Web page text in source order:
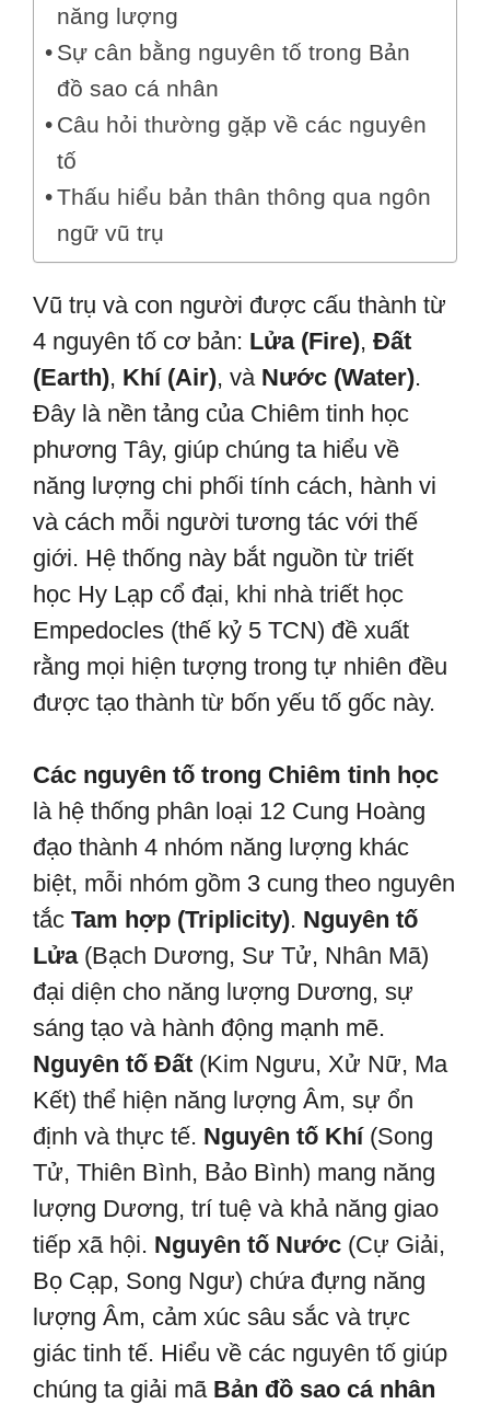
năng lượng
Sự cân bằng nguyên tố trong Bản
đồ sao cá nhân
Câu hỏi thường gặp về các nguyên
tố
Thấu hiểu bản thân thông qua ngôn
ngữ vũ trụ
Vũ trụ và con người được cấu thành từ
4 nguyên tố cơ bản: Lửa (Fire), Đất
(Earth), Khí (Air), và Nước (Water).
Đây là nền tảng của Chiêm tinh học
phương Tây, giúp chúng ta hiểu về
năng lượng chi phối tính cách, hành vi
và cách mỗi người tương tác với thế
giới. Hệ thống này bắt nguồn từ triết
học Hy Lạp cổ đại, khi nhà triết học
Empedocles (thế kỷ 5 TCN) đề xuất
rằng mọi hiện tượng trong tự nhiên đều
được tạo thành từ bốn yếu tố gốc này.
Các nguyên tố trong Chiêm tinh học
là hệ thống phân loại 12 Cung Hoàng
đạo thành 4 nhóm năng lượng khác
biệt, mỗi nhóm gồm 3 cung theo nguyên
tắc Tam hợp (Triplicity). Nguyên tố
Lửa(Bạch Dương, Sư Tử, Nhân Mã)
đại diện cho năng lượng Dương, sự
sáng tạo và hành động mạnh mẽ.
Nguyên tố Đất (Kim Ngưu, Xử Nữ, Ma
Kết) thể hiện năng lượng Âm, sự ổn
định và thực tế. Nguyên tố Khí(Song
Tử, Thiên Bình, Bảo Bình) mang năng
lượng Dương, trí tuệ và khả năng giao
tiếp xã hội. Nguyên tố Nước (Cự Giải,
Bọ Cạp, Song Ngư) chứa đựng năng
lượng Âm, cảm xúc sâu sắc và trực
giác tinh tế. Hiểu về các nguyên tố giúp
chúng ta giải mã Bản đồ sao cá nhân